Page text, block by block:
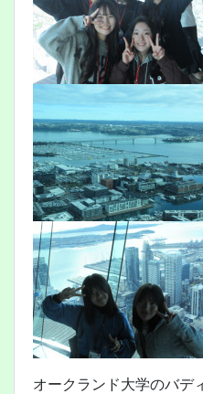
オークランド大学のバデ